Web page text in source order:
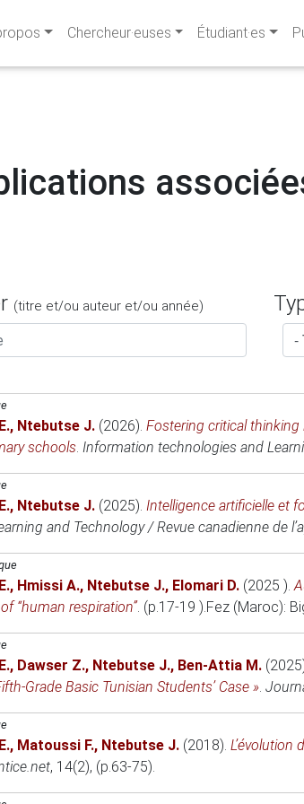
Chercheur·euses Étudiant·es
(titre et/ou auteur et/ou année)
, Ntebutse J. (2026). Fostering critical
schools. Information technologies and
, Ntebutse J. (2025). Intelligence artificielle et
and Technology / Revue canadienne de
, Hmissi A., Ntebutse J., Elomari D. (2025 ).
“human respiration”. (p.17-19 ).Fez (Maroc):
, Dawser Z., Ntebutse J., Ben-Attia M.
Grade Basic Tunisian Students’ Case ».
, Matoussi F., Ntebutse J. (2018). L’évolution
, 14(2), (p.63-75).